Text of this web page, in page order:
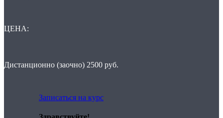
ЦЕНА:
Дистанционно (заочно) 2500 руб.
Записаться на курс